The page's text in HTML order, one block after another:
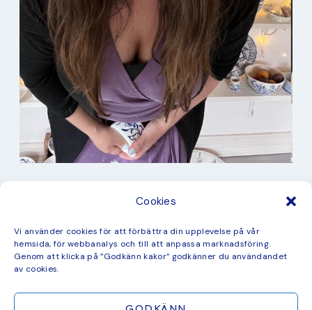
Cookies
Vi använder cookies för att förbättra din upplevelse på vår
hemsida, för webbanalys och till att anpassa marknadsföring.
Genom att klicka på ”Godkänn kakor” godkänner du användandet
av cookies.
Kurser
Måleri
mina favorit recept
Mönster